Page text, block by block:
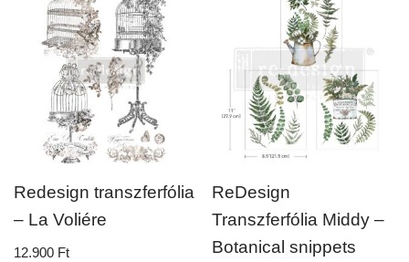
Redesign transzferfólia
– La Voliére
12.900 Ft
ReDesign
Transzferfólia Middy –
Botanical snippets